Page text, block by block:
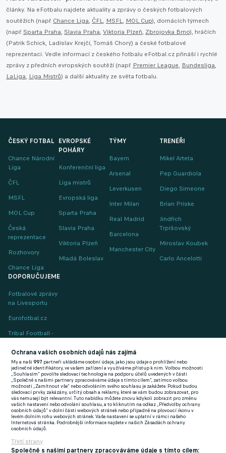
články. Na eFotbalu najdete aktuality a zprávy o českých fotbalových
soutěžích (např. Chance Liga, ČFL, MSFL, MOL Cup), domácích týmech
(např. Sparta Praha, Slavia Praha, Viktoria Plzeň, Zbrojovka Brno), hráčích
(Patrik Schick, Ladislav Krejčí, Tomáš Chorý) a české fotbalové
reprezentaci. Vedle informací z českého fotbalu eFotbal.cz přináší i rychlé
zprávy z předních evropských soutěží (např. Premier League, Bundesliga,
LaLiga, Liga Mistrů) a další aktuality ze světa fotbalu.
ČESKÝ FOTBAL
Chance Národní
Liga
ČFL
MSFL
MOL Cup
Česká
reprezentace
Rozhovory
Chance Liga
EVROPSKÉ
POHÁRY
Konferenční liga
Liga mistrů
Evropská liga
Sparta Praha
Slavia Praha
Viktoria Plzeň
Mladá Boleslav
TÝMY
Bayern
Arsenal
Leverkusen
Inter Milan
Real Madrid
Barcelona
Manchester City
TRENÉŘI
Mikel Arteta
Pep Guardiola
Diego Simeone
Brian Priske
Jindřich
Trpišovský
Miroslav Koubek
Carlo Ancelotti
DOPORUČUJEME
Fotbalové zprávy
na Livesportu
Eurofotbal.cz
Tribal Football -
(EN)
FlashFutbal (SK)
Tenisportal.cz
Tenisové zprávy
na Livesportu
Ochrana vašich osobních údajů nás zajímá
My a naši997 partneři ukládáme osobní údaje, jako jsou údaje o prohlížení nebo
jedinečné identifikátory, ve vašem zařízení a využíváme přístup k nim. Volbou možnosti
„Souhlasím“ povolíte sledovací technologie na podporu účelů uvedených v části
„Společně s našimi partnery zpracováváme údaje s tímto cílem“, zatímco volbou
možnosti „Zamítnout vše“ nebo odvoláním svého souhlasu je zakážete. Pokud budou
sledovací prvky zakázány, určitý obsah a reklamy, které se vám budou zobrazovat, pro
vás nemusejí být relevantní. Tuto nabídku můžete znovu kdykoli zobrazit pro změnu
vašich nastavení nebo odvolání souhlasu, a to kliknutím na odkaz „Předvolby ochrany
osobních údajů“ v dolní části webových stránek nebo případně na plovoucí ikonu v
levém dolním rohu webových stránek. Vaše nastavení se uplatní v rámci našeho
Internetová stránka. Podrobnější informace najdete v našich Zásadách ochrany
osobních údajů.
Třetí strany
Společně s našimi partnery zpracováváme údaje s tímto cílem: